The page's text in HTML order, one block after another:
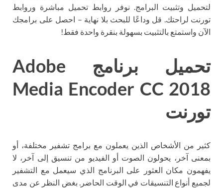
لتحميل وتثبيت البرامج. نوفر روابط تحميل مباشرة وروابط
تورنت لراحتك. قل وداعًا للبحث بلا نهاية – احصل على برامجك
الآن واستمتع بالتثبيت بسهولة بنقرة واحدة فقط!
تحميل برنامج Adobe
Media Encoder CC 2018
تورنت
كثير من الأشخاص الذين يعملون مع برامج تشفير مختلفة، أو
بمعنى آخر، يحولون الصوت أو الفيديو من تنسيق إلى آخر، لا
يفهمون مكان العثور على البرنامج الذي سيعمل مع التشفير
لجميع أنواع التنسيقات في الوقت الحاضر. بغض النظر عن مدى